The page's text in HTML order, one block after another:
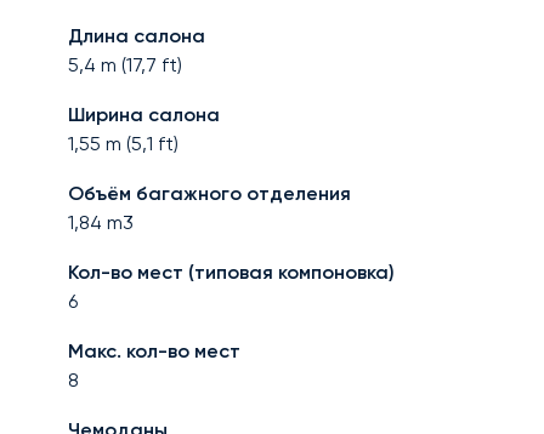
Длина салона
5,4 m (17,7 ft)
Ширина салона
1,55 m (5,1 ft)
Объём багажного отделения
1,84 m3
Кол-во мест (типовая компоновка)
6
Макс. кол-во мест
8